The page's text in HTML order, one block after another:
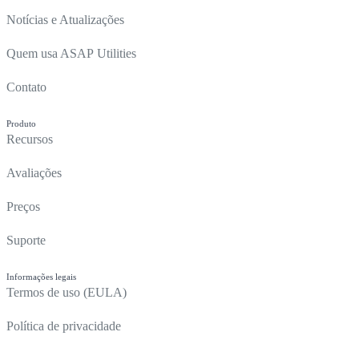
Notícias e Atualizações
Quem usa ASAP Utilities
Contato
Produto
Recursos
Avaliações
Preços
Suporte
Informações legais
Termos de uso (EULA)
Política de privacidade